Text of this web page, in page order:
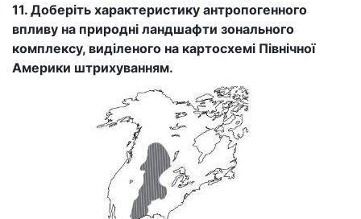
11. Доберіть характеристику антропогенного
впливу на природні ландшафти зонального
комплексу, виділеного на картосхемі Північної
Америки штрихуванням.